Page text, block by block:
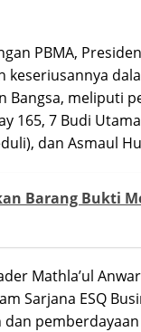
PBMA,
Bangsa, meliputi
165, 7 Budi
dan Asmaul
Barang Bukti
Mathla’ul
Sarjana ESQ
dan